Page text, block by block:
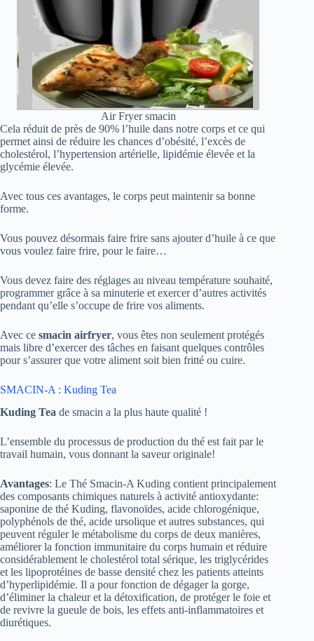
Air Fryer smacin
Cela réduit de près de 90% l’huile dans notre corps et ce qui
permet ainsi de réduire les chances d’obésité, l’excès de
cholestérol, l’hypertension artérielle, lipidémie élevée et la
glycémie élevée.
Avec tous ces avantages, le corps peut maintenir sa bonne
forme.
Vous pouvez désormais faire frire sans ajouter d’huile à ce que
vous voulez faire frire, pour le faire…
Vous devez faire des réglages au niveau température souhaité,
programmer grâce à sa minuterie et exercer d’autres activités
pendant qu’elle s’occupe de frire vos aliments.
Avec ce smacin airfryer, vous êtes non seulement protégés
mais libre d’exercer des tâches en faisant quelques contrôles
pour s’assurer que votre aliment soit bien fritté ou cuire.
SMACIN-A : Kuding Tea
Kuding Tea de smacin a la plus haute qualité !
L’ensemble du processus de production du thé est fait par le
travail humain, vous donnant la saveur originale!
Avantages: Le Thé Smacin-A Kuding contient principalement
des composants chimiques naturels à activité antioxydante:
saponine de thé Kuding, flavonoïdes, acide chlorogénique,
polyphénols de thé, acide ursolique et autres substances, qui
peuvent réguler le métabolisme du corps de deux manières,
améliorer la fonction immunitaire du corps humain et réduire
considérablement le cholestérol total sérique, les triglycérides
et les lipoprotéines de basse densité chez les patients atteints
d’hyperlipidémie. Il a pour fonction de dégager la gorge,
d’éliminer la chaleur et la détoxification, de protéger le foie et
de revivre la gueule de bois, les effets anti-inflammatoires et
diurétiques.